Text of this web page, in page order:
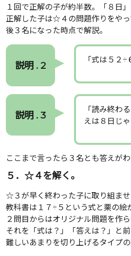
１回で正解の子が約半数。「８日
正解した子は☆４の問題作りをやっ
後３名になった時点で解説。
説明 . 2 「式は５２
説明 . 3
「読み終わ
えは８日じ
ここまで言ったら３名とも答えがわ
５．☆４を解く。
☆３が早く終わった子に取り組ませ
教科書は１７÷５という式と栗の絵
２問目からはオリジナル問題を作
それを「式は？」「答えは？」と前
難しいあまりを切り上げるタイプ